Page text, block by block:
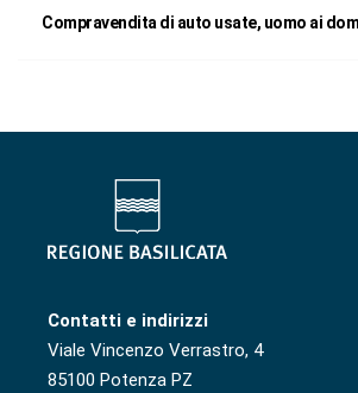
Compravendita di auto usate, uomo ai
Contatti e indirizzi
Viale Vincenzo Verrastro, 4
85100 Potenza PZ